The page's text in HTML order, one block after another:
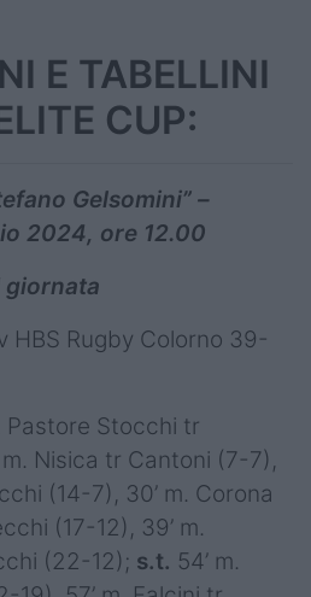
E TABELLINI
CUP:
Gelsomini” –
2024, ore 12.00
giornata
HBS Rugby Colorno 39-
Pastore Stocchi tr
Nisica tr Cantoni (7-7),
(14-7), 30’ m. Corona
(17-12), 39’ m.
(22-12); s.t. 54’ m.